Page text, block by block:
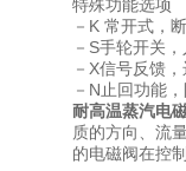
特殊功能选项
－K 常开式，
－S手轮开关
－X信号反馈
－N止回功能
耐高温蒸汽电
质的方向、流
的电磁阀在控